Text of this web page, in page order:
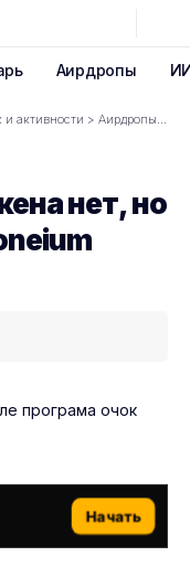
Аирдропы
и активности > Аирдропы>
нет, но
Начать